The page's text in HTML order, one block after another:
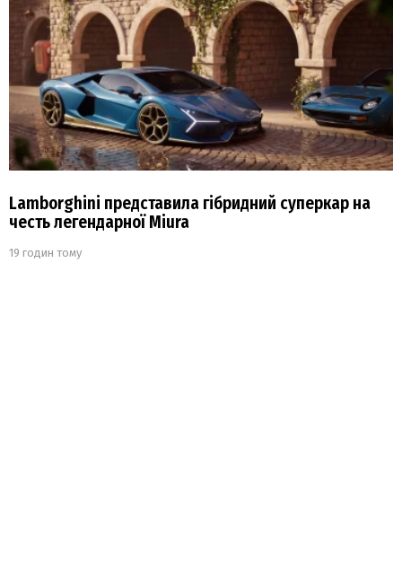
Lamborghini представила гібридний суперкар на
честь легендарної Miura
19 годин тому